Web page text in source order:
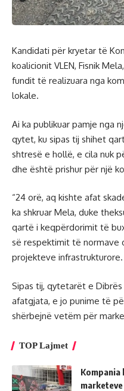
Kandidati për kryetar të
koalicionit VLEN, Fisnik
fundit të realizuara nga
lokale.
Ai ka publikuar pamje nga
qytet, ku sipas tij shihet
shtresë e hollë, e cila nuk
dhe është prishur për një
“24 orë, aq kishte afat
ka shkruar Mela, duke
qartë i keqpërdorimit të
së respektimit të normave
projekteve infrastrukturore.
Sipas tij, qytetarët e
afatgjata, e jo punime të
shërbejnë vetëm për
TOP Lajmet
Kompania